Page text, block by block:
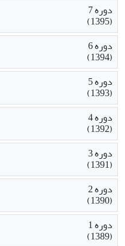
دوره 7
(1395)
دوره 6
(1394)
دوره 5
(1393)
دوره 4
(1392)
دوره 3
(1391)
دوره 2
(1390)
دوره 1
(1389)